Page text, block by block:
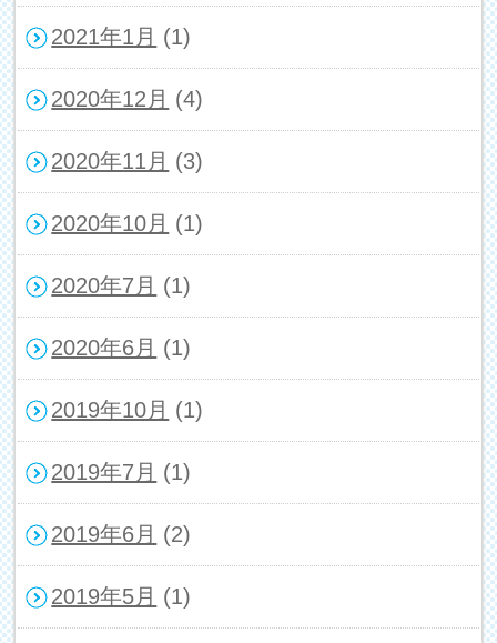
2021年1月 (1)
2020年12月 (4)
2020年11月 (3)
2020年10月 (1)
2020年7月 (1)
2020年6月 (1)
2019年10月 (1)
2019年7月 (1)
2019年6月 (2)
2019年5月 (1)